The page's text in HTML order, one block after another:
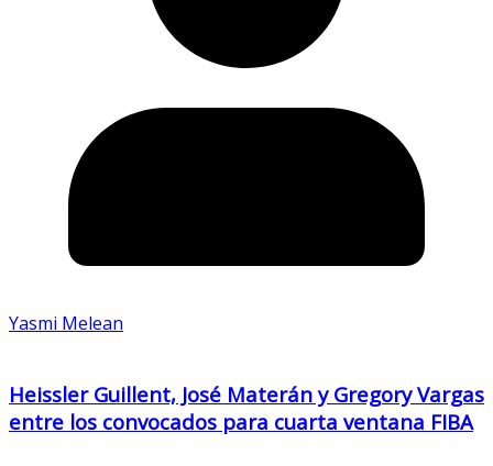
Yasmi Melean
Heissler Guillent, José Materán y Gregory Vargas
entre los convocados para cuarta ventana FIBA